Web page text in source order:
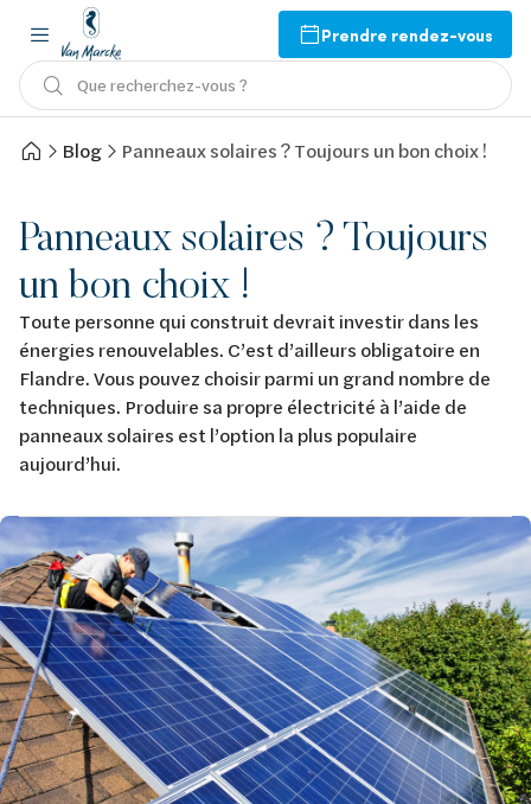
Prendre rendez-vous
Que recherchez-vous ?
Blog Panneaux solaires ? Toujours un bon choix !
Panneaux solaires ? Toujours
un bon choix !
Toute personne qui construit devrait investir dans les
énergies renouvelables. C’est d’ailleurs obligatoire en
Flandre. Vous pouvez choisir parmi un grand nombre de
techniques. Produire sa propre électricité à l’aide de
panneaux solaires est l’option la plus populaire
aujourd’hui.
Afbeelding